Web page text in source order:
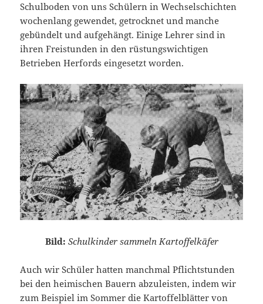
Schulboden von uns Schülern in Wechselschichten
wochenlang gewendet, getrocknet und manche
gebündelt und aufgehängt. Einige Lehrer sind in
ihren Freistunden in den rüstungswichtigen
Betrieben Herfords eingesetzt worden.
Bild: Schulkinder sammeln Kartoffelkäfer
Auch wir Schüler hatten manchmal Pflichtstunden
bei den heimischen Bauern abzuleisten, indem wir
zum Beispiel im Sommer die Kartoffelblätter von